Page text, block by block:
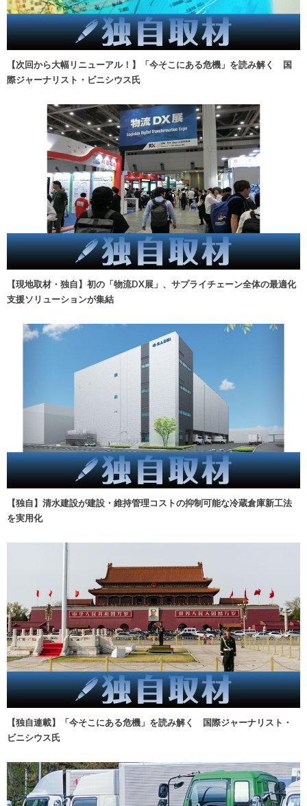
【次回から大幅リニューアル！】「今そこにある危機」を読み解く 国
際ジャーナリスト・ビニシウス氏
【現地取材・独自】初の「物流DX展」、サプライチェーン全体の最適化
支援ソリューションが集結
【独自】清水建設が建設・維持管理コストの抑制可能な冷蔵倉庫新工法
を実用化
【独自連載】「今そこにある危機」を読み解く 国際ジャーナリスト・
ビニシウス氏